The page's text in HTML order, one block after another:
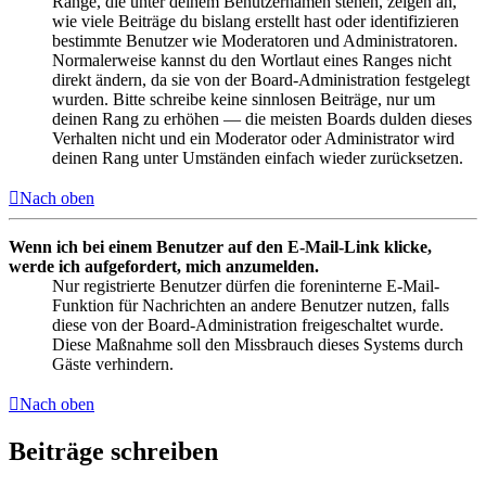
wie viele Beiträge du bislang erstellt hast oder identifizieren
bestimmte Benutzer wie Moderatoren und Administratoren.
Normalerweise kannst du den Wortlaut eines Ranges nicht
direkt ändern, da sie von der Board-Administration festgelegt
wurden. Bitte schreibe keine sinnlosen Beiträge, nur um
deinen Rang zu erhöhen — die meisten Boards dulden dieses
Verhalten nicht und ein Moderator oder Administrator wird
deinen Rang unter Umständen einfach wieder zurücksetzen.
Nach oben
Wenn ich bei einem Benutzer auf den E-Mail-Link klicke,
werde ich aufgefordert, mich anzumelden.
Nur registrierte Benutzer dürfen die foreninterne E-Mail-
Funktion für Nachrichten an andere Benutzer nutzen, falls
diese von der Board-Administration freigeschaltet wurde.
Diese Maßnahme soll den Missbrauch dieses Systems durch
Gäste verhindern.
Nach oben
Beiträge schreiben